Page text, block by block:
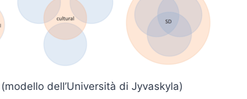
dell’Università di Jyvaskyla)